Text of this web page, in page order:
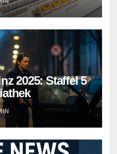
2025: Staffel 5